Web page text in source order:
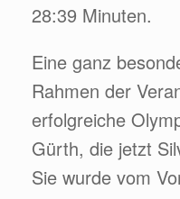
28:39 Minuten.
Eine ganz
Rahmen der
erfolgreiche
Gürth, die jetzt
Sie wurde vom